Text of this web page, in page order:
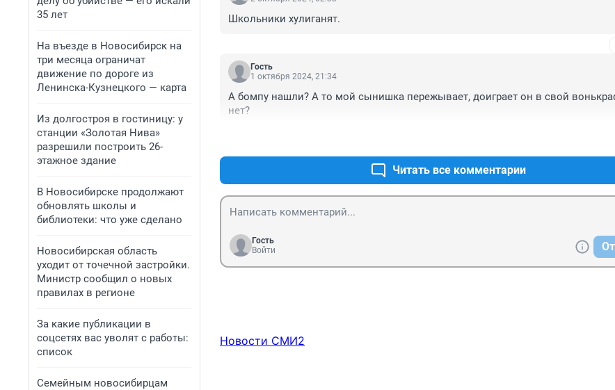
35 лет
На въезде в Новосибирск на
три месяца ограничат
движение по дороге из
Ленинска-Кузнецкого — карта
Из долгостроя в гостиницу: у
станции «Золотая Нива»
разрешили построить 26-
этажное здание
В Новосибирске продолжают
обновлять школы и
библиотеки: что уже сделано
Новосибирская область
уходит от точечной застройки.
Министр сообщил о новых
правилах в регионе
За какие публикации в
соцсетях вас уволят с работы:
список
Семейным новосибирцам
Школьники хулиганят.
Гость
1 октября 2024, 21:34
А бомпу нашли? А то мой сынишка пережывает, доиграет он в свой
нет?
Читать все комментарии
Гость
Войти
Новости СМИ2